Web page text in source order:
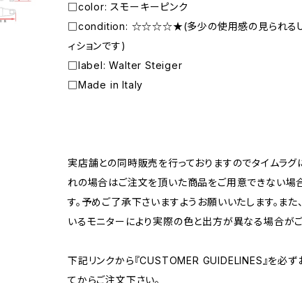
□color: スモーキーピンク
□condition: ☆☆☆☆★(多少の使用感の見られる
ィションです)
□label: Walter Steiger
□Made in Italy
実店舗との同時販売を行っておりますのでタイムラグ
れの場合はご注文を頂いた商品をご用意できない場
す。予めご了承下さいますようお願いいたします。また
いるモニターにより実際の色と出方が異なる場合がご
下記リンクから『CUSTOMER GUIDELINES』を必ず
てからご注文下さい。